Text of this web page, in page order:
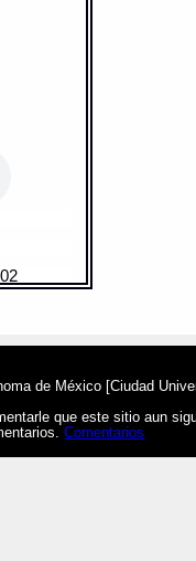
de México [Ciudad
que este sitio aun
Comentarios